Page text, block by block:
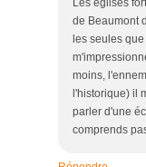
Les églises
de Beaumont
les seules
moins,
l'historique) il
parler d'une
comprends